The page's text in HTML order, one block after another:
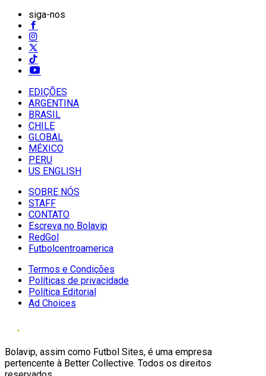
siga-nos
EDIÇÕES
ARGENTINA
BRASIL
CHILE
GLOBAL
MÉXICO
PERU
US ENGLISH
SOBRE NÓS
STAFF
CONTATO
Escreva no Bolavip
RedGol
Futbolcentroamerica
Termos e Condições
Políticas de privacidade
Política Editorial
Ad Choices
Bolavip, assim como Futbol Sites, é uma empresa
pertencente à Better Collective. Todos os direitos